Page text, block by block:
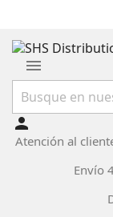
menu
person
Atención al
Envío